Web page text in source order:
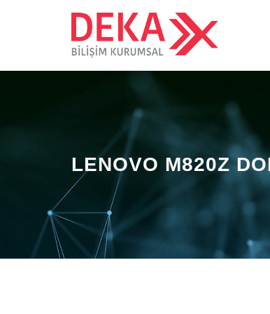
LENOVO M820Z